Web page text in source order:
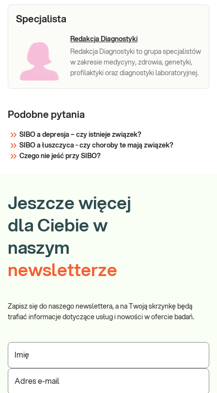
Specjalista
Redakcja Diagnostyki
Redakcja Diagnostyki to grupa specjalistów
w zakresie medycyny, zdrowia, genetyki,
profilaktyki oraz diagnostyki laboratoryjnej.
Podobne pytania
SIBO a depresja – czy istnieje związek?
SIBO a łuszczyca - czy choroby te mają związek?
Czego nie jeść przy SIBO?
Jeszcze więcej
dla Ciebie w
naszym
newsletterze
Zapisz się do naszego newslettera, a na Twoją skrzynkę będą
trafiać informacje dotyczące usług i nowości w ofercie badań.
Imię
Adres e-mail